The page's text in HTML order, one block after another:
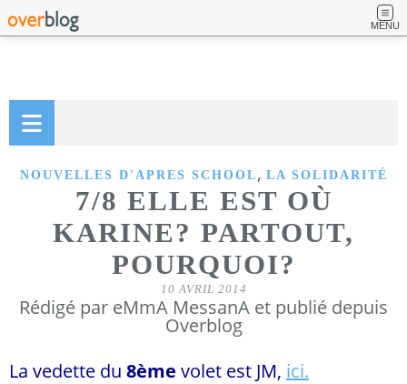
MENU
NOUVELLES D'APRES SCHOOL , LA SOLIDARITÉ
7/8 ELLE EST OÙ
KARINE? PARTOUT,
POURQUOI?
10 AVRIL 2014
Rédigé par eMmA MessanA et publié depuis
Overblog
La vedette du 8ème volet est JM, ici.